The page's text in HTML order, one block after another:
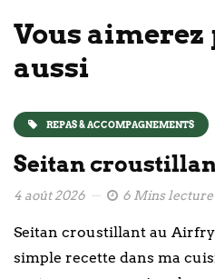
Vous aimerez
aussi
REPAS & ACCOMPAGNEMENTS
Seitan
4 août 2026 6 Mins lecture
Seitan croustillant au
simple recette dans ma